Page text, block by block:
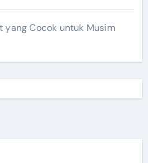
yang Cocok untuk Musim